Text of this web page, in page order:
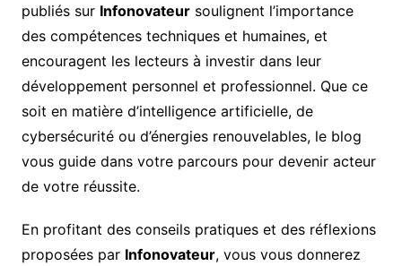
publiés sur Infonovateursoulignent l’importance
des compétences techniques et humaines, et
encouragent les lecteurs à investir dans leur
développement personnel et professionnel. Que ce
soit en matière d’intelligence artificielle, de
cybersécurité ou d’énergies renouvelables, le blog
vous guide dans votre parcours pour devenir acteur
de votre réussite.
En profitant des conseils pratiques et des réflexions
proposées par Infonovateur, vous vous donnerez